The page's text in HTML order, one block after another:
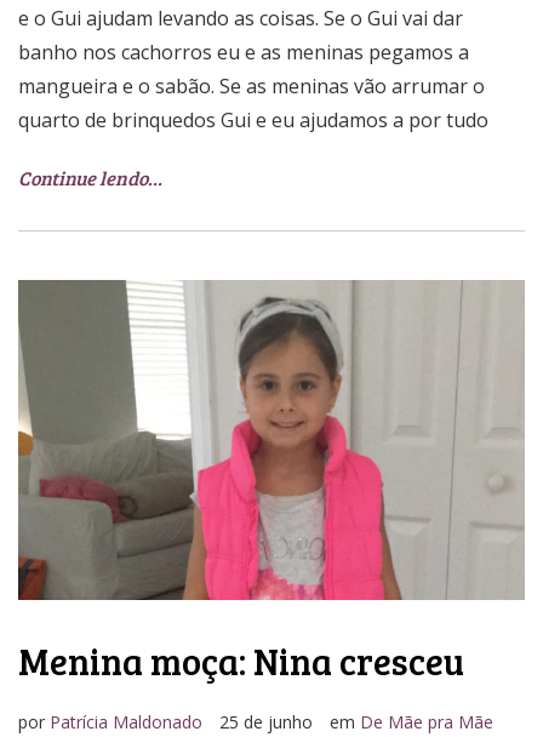
e o Gui ajudam levando as coisas. Se o Gui vai dar
banho nos cachorros eu e as meninas pegamos a
mangueira e o sabão. Se as meninas vão arrumar o
quarto de brinquedos Gui e eu ajudamos a por tudo
Continue lendo…
Menina moça: Nina cresceu
por Patrícia Maldonado 25 de junho em De Mãe pra Mãe